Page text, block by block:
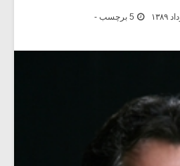
5 برچسب -